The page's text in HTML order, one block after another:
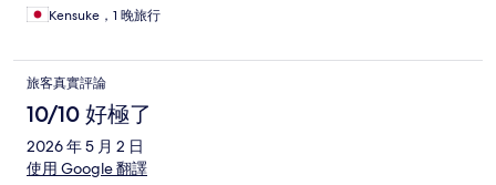
Kensuke，1 晚旅行
旅客真實評論
10/10 好極了
2026 年 5 月 2 日
使用 Google 翻譯